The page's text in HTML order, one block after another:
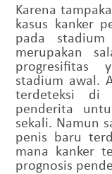
Karena
kasus kanker
pada
merupakan
progresifitas
stadium awal.
terdeteksi di
penderita
sekali. Namun
penis baru
mana kanker
prognosis